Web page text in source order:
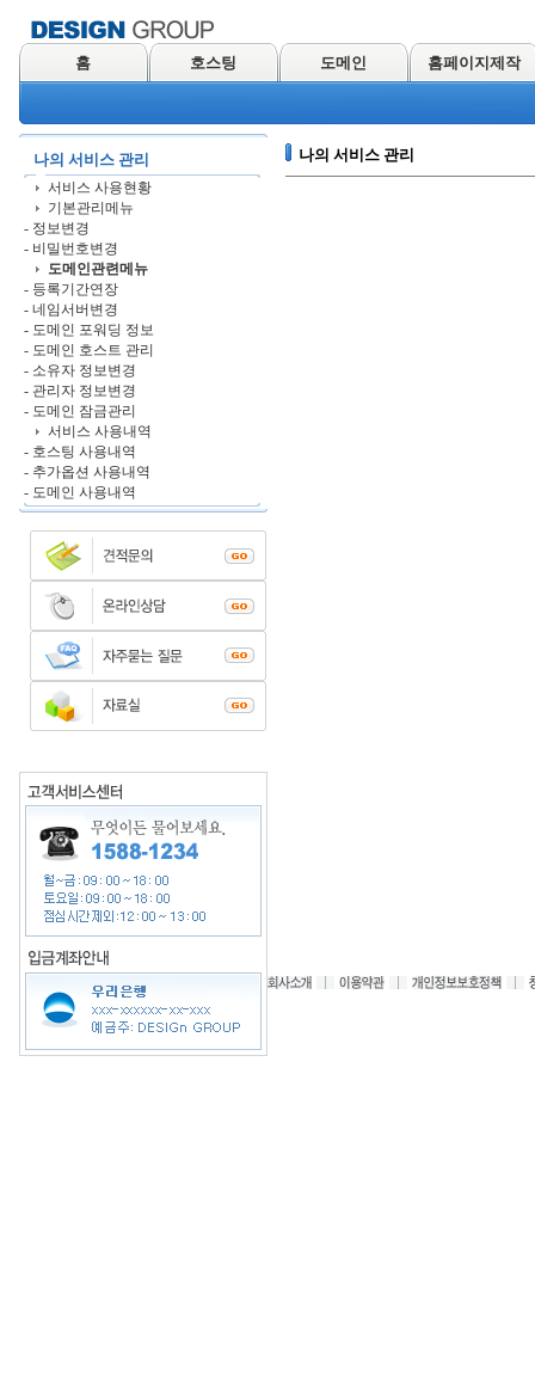
홈 호스팅 도메인 홈페이지제작
나의 서비스 관리
서비스 사용현황
기본관리메뉴
- 정보변경
- 비밀번호변경
도메인관련메뉴
- 등록기간연장
- 네임서버변경
- 도메인 포워딩 정보
- 도메인 호스트 관리
- 소유자 정보변경
- 관리자 정보변경
- 도메인 잠금관리
서비스 사용내역
- 호스팅 사용내역
- 추가옵션 사용내역
- 도메인 사용내역
나의 서비스 관리